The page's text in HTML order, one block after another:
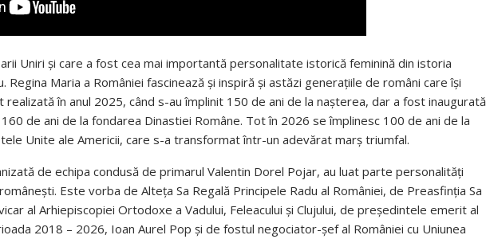
Uniri și care a fost cea mai importantă personalitate istorică feminină din istoria
Regina Maria a României fascinează și inspiră și astăzi generațiile de români care își
realizată în anul 2025, când s-au împlinit 150 de ani de la nașterea, dar a fost inaugurată
de ani de la fondarea Dinastiei Române. Tot în 2026 se împlinesc 100 de ani de la
Unite ale Americii, care s-a transformat într-un adevărat marș triumfal.
de echipa condusă de primarul Valentin Dorel Pojar, au luat parte personalități
Este vorba de Alteța Sa Regală Principele Radu al României, de Preasfinția Sa
al Arhiepiscopiei Ortodoxe a Vadului, Feleacului și Clujului, de președintele emerit al
2018 – 2026, Ioan Aurel Pop și de fostul negociator-șef al României cu Uniunea